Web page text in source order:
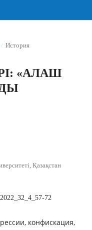
/ История
«АЛАШ
Қазақстан
72
конфискация,